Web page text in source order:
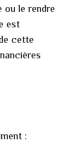
ou le rendre
est
cette
: